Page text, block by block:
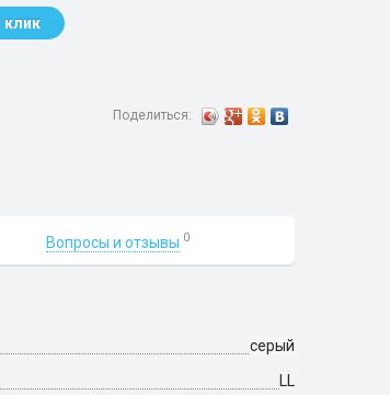
клик
Поделиться:
Вопросы и отзывы 0
серый
LL